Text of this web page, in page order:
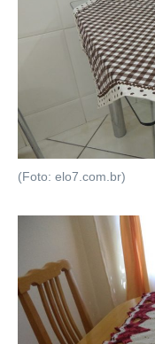
(Foto: elo7.com.br)